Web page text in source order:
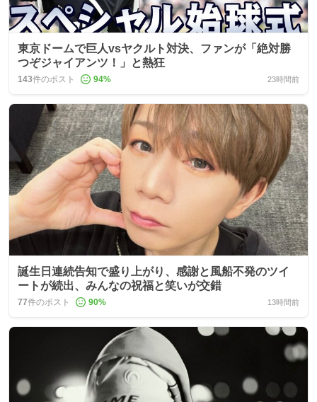
東京ドームで巨人vsヤクルト対決、ファンが「絶対勝
つぞジャイアンツ！」と熱狂
143件のポスト 94% 23時間前
誕生日連続告知で盛り上がり、感謝と風船不発のツイ
ートが続出、みんなの祝福と笑いが交錯
77件のポスト 90% 13時間前